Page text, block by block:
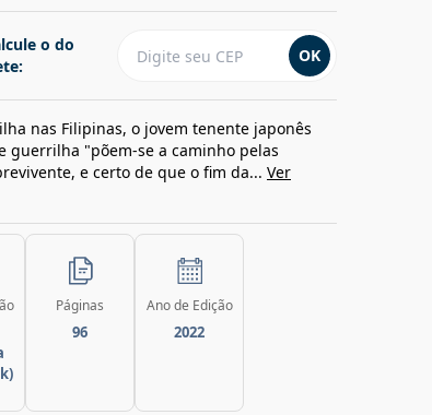
o do
OK
nas Filipinas, o jovem tenente japonês
guerrilha "põem-se a caminho pelas
e certo de que o fim da... Ver
Páginas
96
Ano de Edição
2022